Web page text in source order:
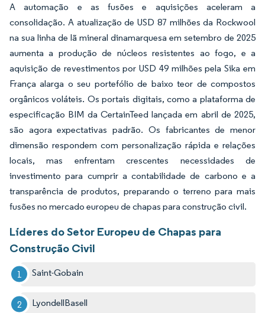
A automação e as fusões e aquisições aceleram a
consolidação. A atualização de USD 87 milhões da Rockwool
na sua linha de lã mineral dinamarquesa em setembro de 2025
aumenta a produção de núcleos resistentes ao fogo, e a
aquisição de revestimentos por USD 49 milhões pela Sika em
França alarga o seu portefólio de baixo teor de compostos
orgânicos voláteis. Os portais digitais, como a plataforma de
especificação BIM da CertainTeed lançada em abril de 2025,
são agora expectativas padrão. Os fabricantes de menor
dimensão respondem com personalização rápida e relações
locais, mas enfrentam crescentes necessidades de
investimento para cumprir a contabilidade de carbono e a
transparência de produtos, preparando o terreno para mais
fusões no mercado europeu de chapas para construção civil.
Líderes do Setor Europeu de Chapas para
Construção Civil
Saint-Gobain
LyondellBasell